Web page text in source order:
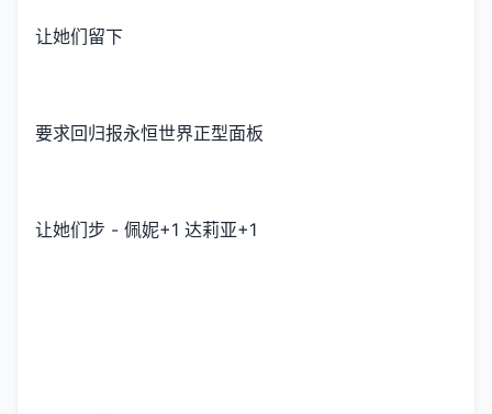
让她们留下
要求回归报永恒世界正型面板
让她们步 - 佩妮+1 达莉亚+1